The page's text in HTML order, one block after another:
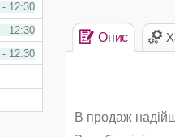
Опис
В продаж
12:30
12:30
12:30